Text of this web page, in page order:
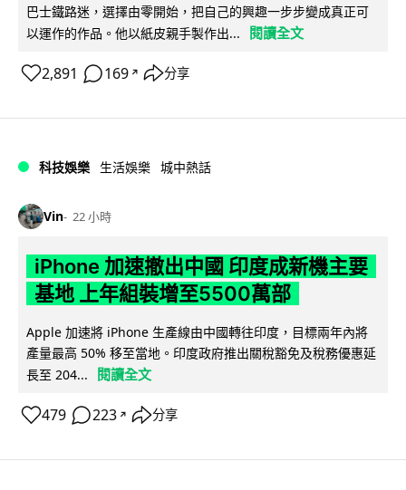
巴士鐵路迷，選擇由零開始，把自己的興趣一步步變成真正可
以運作的作品。他以紙皮親手製作出...
閱讀全文
2,891 169 ↗ 分享
科技娛樂 生活娛樂 城中熱話
Vin 22 小時
iPhone 加速撤出中國 印度成新機主要
基地 上年組裝增至5500萬部
Apple 加速將 iPhone 生產線由中國轉往印度，目標兩年內將
產量最高 50% 移至當地。印度政府推出關稅豁免及稅務優惠延
長至 204...
閱讀全文
479 223 ↗ 分享